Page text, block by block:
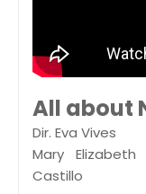
All about
Dir. Eva Vives
Mary
Castillo